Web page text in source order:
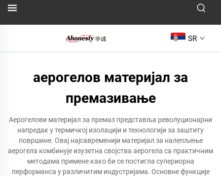
SR
аерогелов материјал за
премазивање
Аерогелови материјал за премаз представља револуционарни
напредак у термичкој изолацији и технологији за заштиту
површине. Овај најсавременији материјал за налепљење
аерогела комбинује изузетна својства аерогела са практичним
методама примене како би се постигла супериорна
перформанса у различитим индустријама. Основне функције